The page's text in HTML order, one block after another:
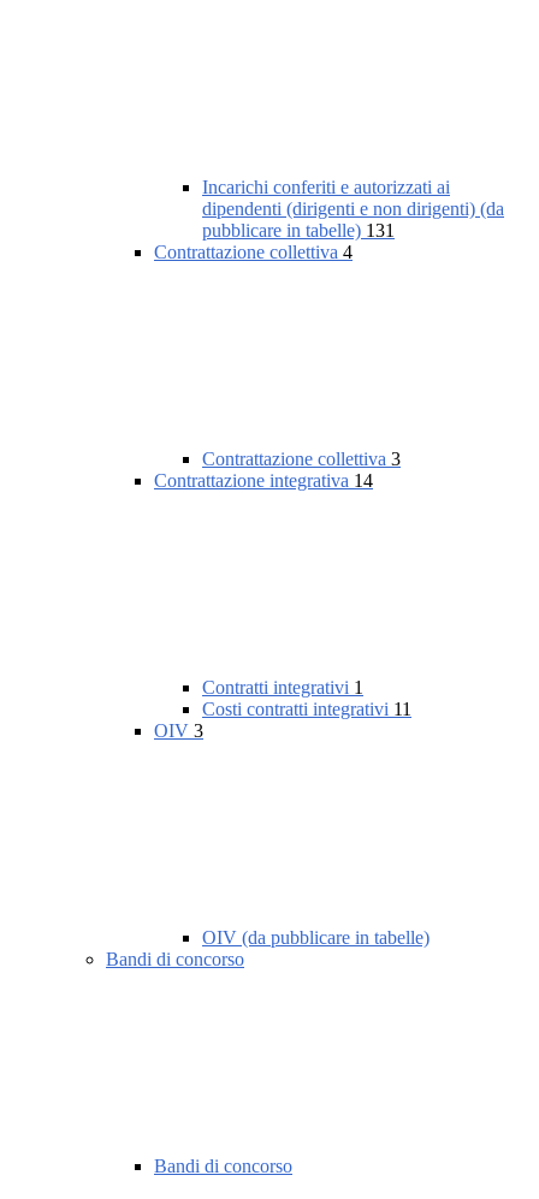
Incarichi conferiti e autorizzati ai
dipendenti (dirigenti e non dirigenti) (da
pubblicare in tabelle) 131
Contrattazione collettiva 4
Contrattazione collettiva 3
Contrattazione integrativa 14
Contratti integrativi 1
Costi contratti integrativi 11
OIV 3
OIV (da pubblicare in tabelle)
Bandi di concorso
Bandi di concorso